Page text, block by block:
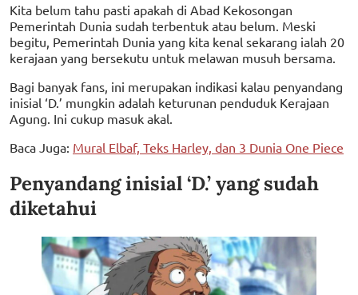
Kita belum tahu pasti apakah di Abad Kekosongan
Pemerintah Dunia sudah terbentuk atau belum. Meski
begitu, Pemerintah Dunia yang kita kenal sekarang ialah 20
kerajaan yang bersekutu untuk melawan musuh bersama.
Bagi banyak fans, ini merupakan indikasi kalau penyandang
inisial ‘D.’ mungkin adalah keturunan penduduk Kerajaan
Agung. Ini cukup masuk akal.
Baca Juga: Mural Elbaf, Teks Harley, dan 3 Dunia One Piece
Penyandang inisial ‘D.’ yang sudah
diketahui